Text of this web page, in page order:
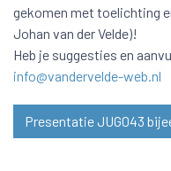
gekomen met toelichting
Johan van der Velde)!
Heb je suggesties en
info@vandervelde-web.nl
Presentatie JUG043